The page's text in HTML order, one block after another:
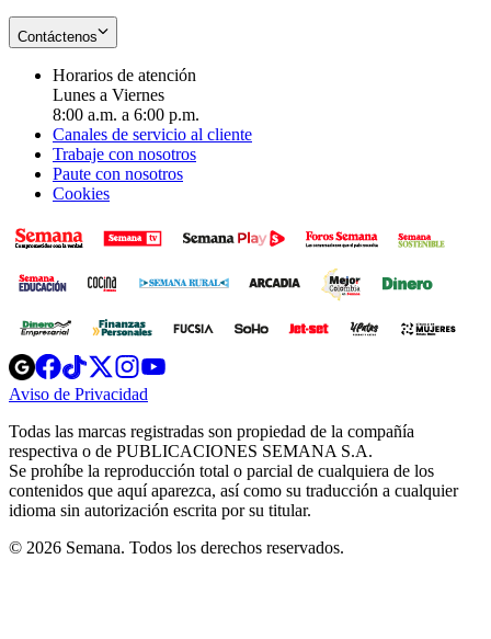
Contáctenos
Horarios de atención
Lunes a Viernes
8:00 a.m. a 6:00 p.m.
Canales de servicio al cliente
Trabaje con nosotros
Paute con nosotros
Cookies
Opens
in
new
Opens
in
new
Opens
in
new
window
Opens
new
windowwindow
Aviso de Privacidad
new
window
Todas las marcas registradas son propiedad de la compañía
respectiva o de PUBLICACIONES SEMANA S.A.
Se prohíbe la reproducción total o parcial de cualquiera de los
contenidos que aquí aparezca, así como su traducción a cualquier
idioma sin autorización escrita por su titular.
© 2026 Semana. Todos los derechos reservados.